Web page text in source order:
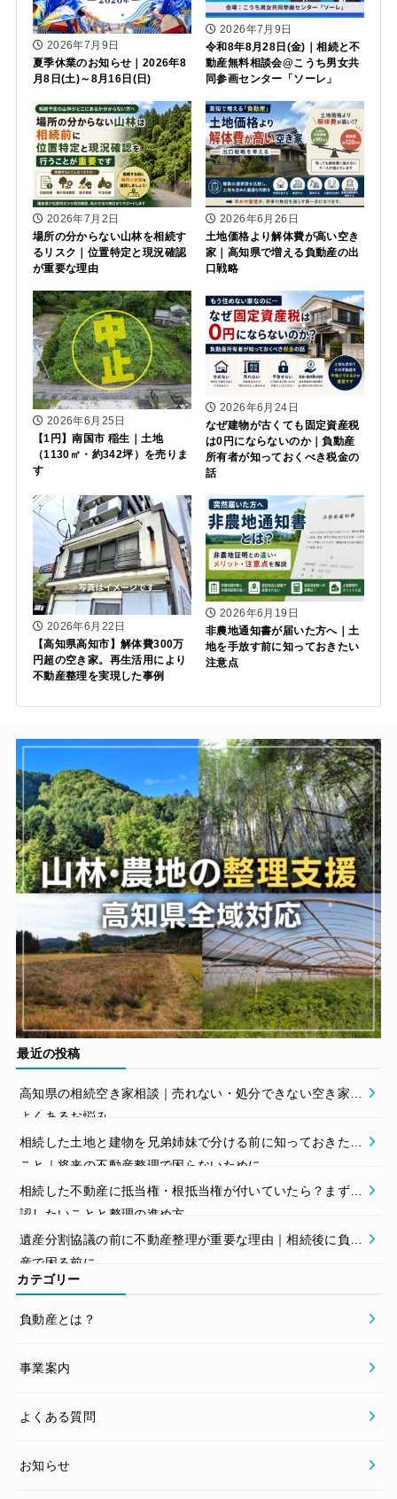
2026年7月9日
夏季休業のお知らせ｜2026年8
月8日(土)～8月16日(日)
2026年7月9日
令和8年8月28日(金)｜相続と不
動産無料相談会@こうち男女共
同参画センター「ソーレ」
2026年7月2日
場所の分からない山林を相続す
るリスク｜位置特定と現況確認
が重要な理由
2026年6月26日
土地価格より解体費が高い空き
家｜高知県で増える負動産の出
口戦略
2026年6月25日
【1円】南国市 稲生｜土地
（1130㎡・約342坪）を売りま
す
2026年6月24日
なぜ建物が古くても固定資産税
は0円にならないのか｜負動産
所有者が知っておくべき税金の
話
2026年6月22日
【高知県高知市】解体費300万
円超の空き家。再生活用により
不動産整理を実現した事例
2026年6月19日
非農地通知書が届いた方へ｜土
地を手放す前に知っておきたい
注意点
最近の投稿
高知県の相続空き家相談｜売れない・処分できない空き家の
よくあるお悩み
相続した土地と建物を兄弟姉妹で分ける前に知っておきたい
こと｜将来の不動産整理で困らないために
相続した不動産に抵当権・根抵当権が付いていたら？まず確
認したいことと整理の進め方
遺産分割協議の前に不動産整理が重要な理由｜相続後に負動
産で困る前に
カテゴリー
負動産とは？
事業案内
よくある質問
お知らせ